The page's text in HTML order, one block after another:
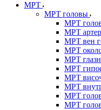
МРТ
МРТ головы
МРТ
МРТ
МРТ вен
МРТ
МРТ
МРТ
МРТ
МРТ
МРТ
МРТ